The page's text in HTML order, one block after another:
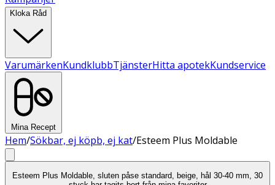
Kloka Råd
VarumärkenKundklubbTjänsterHitta apotekKundservice
Mina Recept
Hem/Sökbar, ej köpb, ej kat/Esteem Plus Moldable
Esteem Plus Moldable, sluten påse standard, beige, hål 30-40 mm, 30